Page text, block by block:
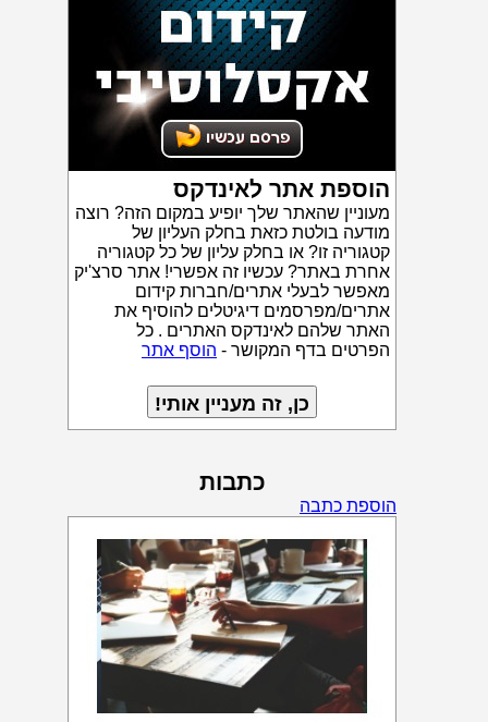
הוספת אתר לאינדקס
מעוניין שהאתר שלך יופיע במקום הזה? רוצה
מודעה בולטת כזאת בחלק העליון של
קטגוריה זו? או בחלק עליון של כל קטגוריה
אחרת באתר? עכשיו זה אפשרי! אתר סרצ'יק
מאפשר לבעלי אתרים/חברות קידום
אתרים/מפרסמים דיגיטלים להוסיף את
האתר שלהם לאינדקס האתרים . כל
הפרטים בדף המקושר - הוסף אתר
כתבות
הוספת כתבה